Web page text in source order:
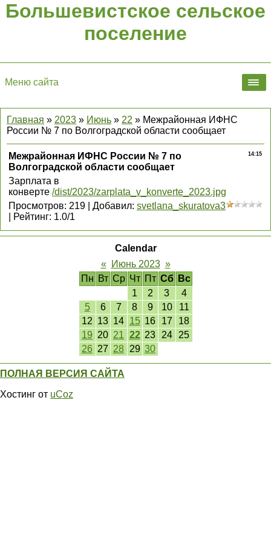
Большевистское сельское
поселение
Меню сайта
Главная » 2023 » Июнь » 22 » Межрайонная ИФНС
России № 7 по Волгоградской области сообщает
14:15
Межрайонная ИФНС России № 7 по
Волгоградской области сообщает
Зарплата в
конверте /dist/2023/zarplata_v_konverte_2023.jpg
Просмотров: 219 Добавил: svetlana_skuratova3
Рейтинг: 1.0/1
Calendar
«
Июнь 2023 »
Пн Вт Ср Чт Пт Сб
Вс
1
2 3
4
5
6 7 8 9 10
11
12 13 14 15 16 17
18
19 20 21 22 23 24
25
26 27 28 29 30
ПОЛНАЯ ВЕРСИЯ САЙТА
Хостинг от uCoz